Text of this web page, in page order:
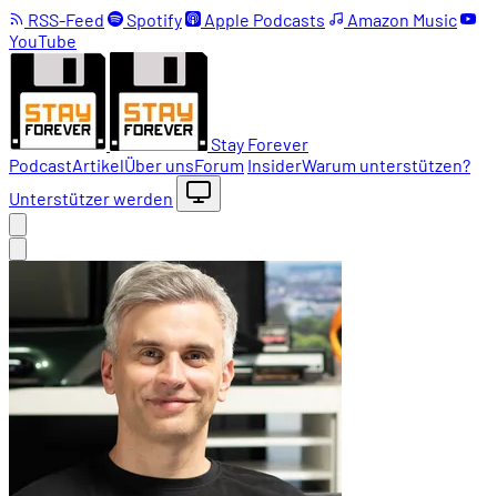
RSS-Feed Spotify Apple Podcasts
Amazon Music
YouTube
Stay Forever
PodcastArtikelÜber unsForum InsiderWarum unterstützen?
Unterstützer werden